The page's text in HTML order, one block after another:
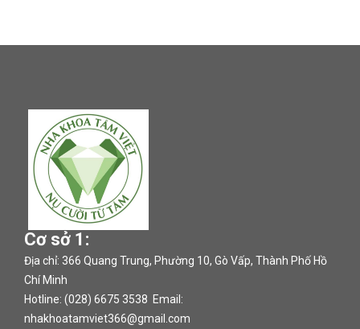
Cơ sở 1:
Địa chỉ: 366 Quang Trung, Phường 10, Gò Vấp, Thành Phố Hồ
Chí Minh
Hotline: (028) 6675 3538 Email:
nhakhoatamviet366@gmail.com